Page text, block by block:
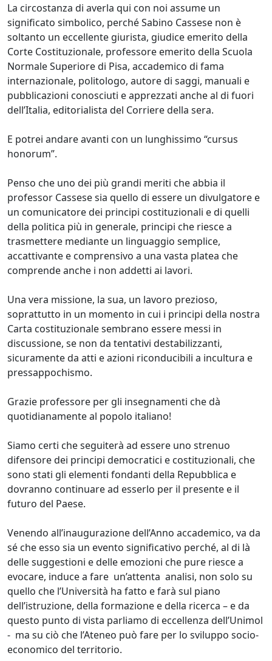
La circostanza di averla qui con noi assume un
significato simbolico, perché Sabino Cassese non è
soltanto un eccellente giurista, giudice emerito della
Corte Costituzionale, professore emerito della Scuola
Normale Superiore di Pisa, accademico di fama
internazionale, politologo, autore di saggi, manuali e
pubblicazioni conosciuti e apprezzati anche al di fuori
dell’Italia, editorialista del Corriere della sera.
E potrei andare avanti con un lunghissimo “cursus
honorum”.
Penso che uno dei più grandi meriti che abbia il
professor Cassese sia quello di essere un divulgatore e
un comunicatore dei principi costituzionali e di quelli
della politica più in generale, principi che riesce a
trasmettere mediante un linguaggio semplice,
accattivante e comprensivo a una vasta platea che
comprende anche i non addetti ai lavori.
Una vera missione, la sua, un lavoro prezioso,
soprattutto in un momento in cui i principi della nostra
Carta costituzionale sembrano essere messi in
discussione, se non da tentativi destabilizzanti,
sicuramente da atti e azioni riconducibili a incultura e
pressappochismo.
Grazie professore per gli insegnamenti che dà
quotidianamente al popolo italiano!
Siamo certi che seguiterà ad essere uno strenuo
difensore dei principi democratici e costituzionali, che
sono stati gli elementi fondanti della Repubblica e
dovranno continuare ad esserlo per il presente e il
futuro del Paese.
Venendo all’inaugurazione dell’Anno accademico, va da
sé che esso sia un evento significativo perché, al di là
delle suggestioni e delle emozioni che pure riesce a
evocare, induce a fare un’attenta analisi, non solo su
quello che l’Università ha fatto e farà sul piano
dell’istruzione, della formazione e della ricerca – e da
questo punto di vista parliamo di eccellenza dell’Unimol
- ma su ciò che l’Ateneo può fare per lo sviluppo socio-
economico del territorio.